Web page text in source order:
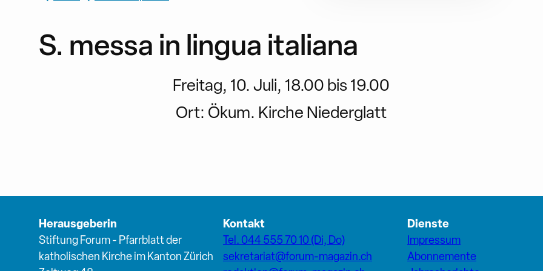
S. messa in lingua italiana
Freitag, 10. Juli, 18.00 bis 19.00
Ort: Ökum. Kirche Niederglatt
Herausgeberin
Stiftung Forum - Pfarrblatt der
katholischen Kirche im Kanton Zürich
Kontakt
Tel. 044 555 70 10 (Di, Do)
sekretariat@forum-magazin.ch
Dienste
Impressum
Abonnemente